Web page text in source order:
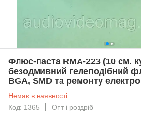
Флюс-паста RMA-223 (10 см.
безодмивний гелеподібний
BGA, SMD та ремонту
Немає в наявності
Код: 1365
Опт і роздріб